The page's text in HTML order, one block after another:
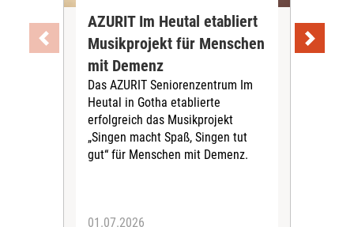
AZURIT Im Heutal etabliert
Musikprojekt für Menschen
mit Demenz
Das AZURIT Seniorenzentrum Im
Heutal in Gotha etablierte
erfolgreich das Musikprojekt
„Singen macht Spaß, Singen tut
gut“ für Menschen mit Demenz.
01.07.2026